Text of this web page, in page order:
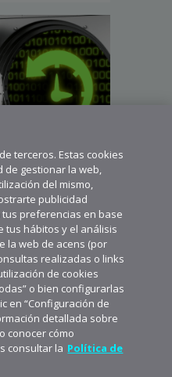
terceros. Estas cookies
de gestionar la web,
del mismo,
publicidad
preferencias en base
tus hábitos y el análisis
la web de acens (por
realizadas o links
de cookies
o bien configurarlas
en “Configuración de
detallada sobre
conocer cómo
consultar la Política de